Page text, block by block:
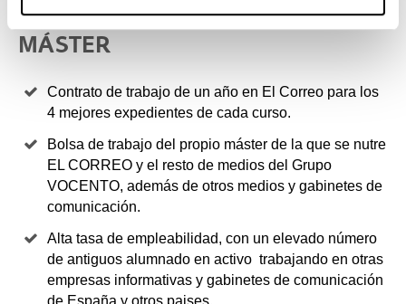
4 RAZONES PARA ELEGIR ESTE
MÁSTER
Contrato de trabajo de un año en El Correo para los
4 mejores expedientes de cada curso.
Bolsa de trabajo del propio máster de la que se nutre
EL CORREO y el resto de medios del Grupo
VOCENTO, además de otros medios y gabinetes de
comunicación.
Alta tasa de empleabilidad, con un elevado número
de antiguos alumnado en activo trabajando en otras
empresas informativas y gabinetes de comunicación